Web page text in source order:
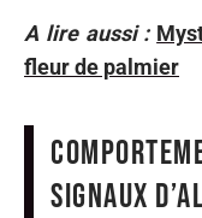
A lire aussi :
fleur de palmier
signaux